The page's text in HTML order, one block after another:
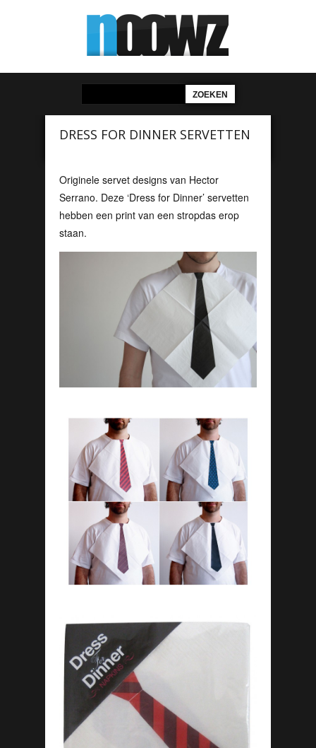
DRESS FOR DINNER SERVETTEN
Originele servet designs van Hector
Serrano. Deze ‘Dress for Dinner’ servetten
hebben een print van een stropdas erop
staan.